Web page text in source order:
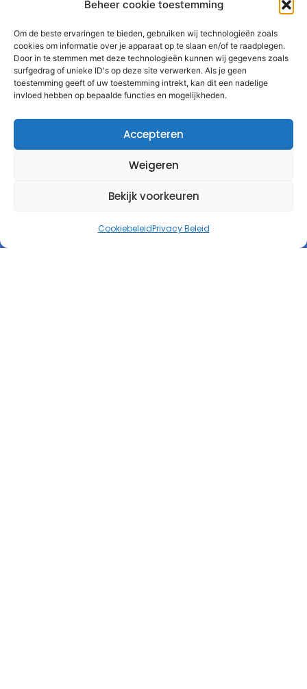
Beheer cookie toestemming
Om de beste ervaringen te bieden, gebruiken wij technologieën zoals
cookies om informatie over je apparaat op te slaan en/of te raadplegen.
Door in te stemmen met deze technologieën kunnen wij gegevens zoals
surfgedrag of unieke ID's op deze site verwerken. Als je geen
toestemming geeft of uw toestemming intrekt, kan dit een nadelige
invloed hebben op bepaalde functies en mogelijkheden.
Accepteren
Weigeren
Bekijk voorkeuren
CookiebeleidPrivacy Beleid